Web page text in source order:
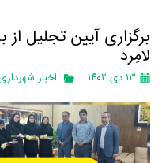
برگزاری آیین تجلیل
لامِرد
۱۳ دی ۱۴۰۲ اخبار